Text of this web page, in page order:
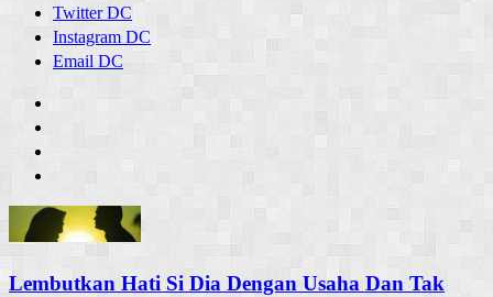
Twitter DC
Instagram DC
Email DC
Lembutkan Hati Si Dia Dengan Usaha Dan Tak